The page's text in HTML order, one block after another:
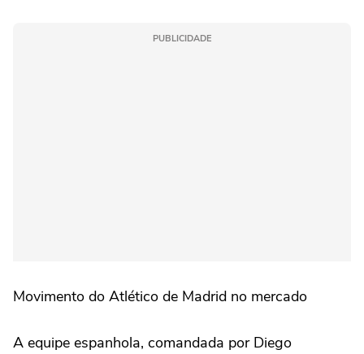
PUBLICIDADE
Movimento do Atlético de Madrid no mercado
A equipe espanhola, comandada por Diego